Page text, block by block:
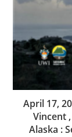
April 17,
Vincent
Alaska :